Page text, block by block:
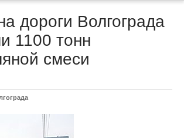
дороги Волгограда
1100 тонн
смеси